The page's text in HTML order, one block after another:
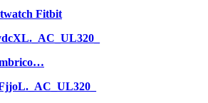
Fitbit